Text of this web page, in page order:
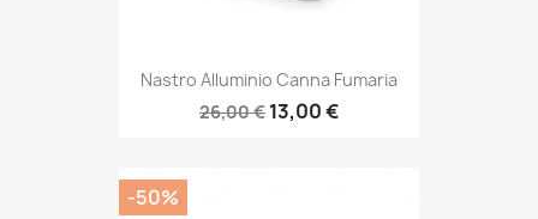
Nastro Alluminio Canna Fumaria
26,00 € 13,00 €
-50%